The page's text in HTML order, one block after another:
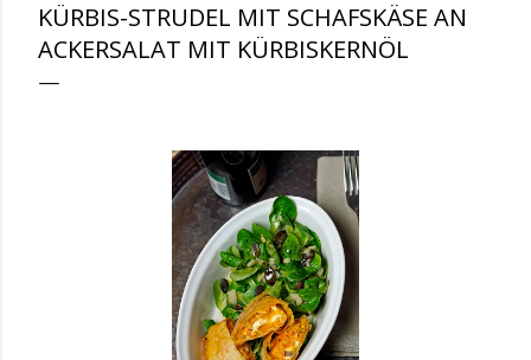
KÜRBIS-STRUDEL MIT SCHAFSKÄSE AN
ACKERSALAT MIT KÜRBISKERNÖL